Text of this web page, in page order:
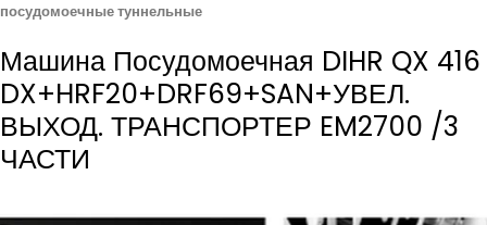
посудомоечные туннельные
Машина Посудомоечная DIHR QX 416
DX+HRF20+DRF69+SAN+УВЕЛ.
ВЫХОД. ТРАНСПОРТЕР EM2700 /3
ЧАСТИ